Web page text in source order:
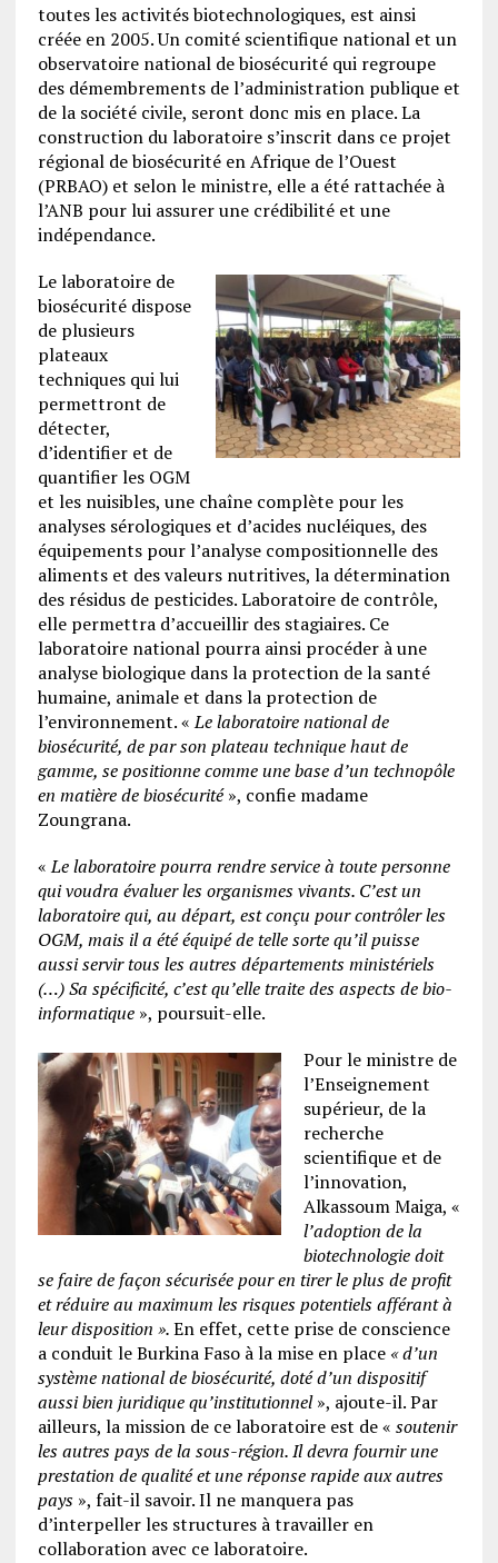
toutes les activités biotechnologiques, est ainsi
créée en 2005. Un comité scientifique national et un
observatoire national de biosécurité qui regroupe
des démembrements de l’administration publique et
de la société civile, seront donc mis en place. La
construction du laboratoire s’inscrit dans ce projet
régional de biosécurité en Afrique de l’Ouest
(PRBAO) et selon le ministre, elle a été rattachée à
l’ANB pour lui assurer une crédibilité et une
indépendance.
Le laboratoire de
biosécurité dispose
de plusieurs
plateaux
techniques qui lui
permettront de
détecter,
d’identifier et de
quantifier les OGM
et les nuisibles, une chaîne complète pour les
analyses sérologiques et d’acides nucléiques, des
équipements pour l’analyse compositionnelle des
aliments et des valeurs nutritives, la détermination
des résidus de pesticides. Laboratoire de contrôle,
elle permettra d’accueillir des stagiaires. Ce
laboratoire national pourra ainsi procéder à une
analyse biologique dans la protection de la santé
humaine, animale et dans la protection de
l’environnement. «Le laboratoire national de
biosécurité, de par son plateau technique haut de
gamme, se positionne comme une base d’un technopôle
en matière de biosécurité», confie madame
Zoungrana.
«Le laboratoire pourra rendre service à toute personne
qui voudra évaluer les organismes vivants. C’est un
laboratoire qui, au départ, est conçu pour contrôler les
OGM, mais il a été équipé de telle sorte qu’il puisse
aussi servir tous les autres départements ministériels
(…) Sa spécificité, c’est qu’elle traite des aspects de bio-
informatique», poursuit-elle.
Pour le ministre de
l’Enseignement
supérieur, de la
recherche
scientifique et de
l’innovation,
Alkassoum Maiga, «
l’adoption de la
biotechnologie doit
se faire de façon sécurisée pour en tirer le plus de profit
et réduire au maximum les risques potentiels afférant à
leur disposition ».En effet, cette prise de conscience
a conduit le Burkina Faso à la mise en place« d’un
système national de biosécurité, doté d’un dispositif
aussi bien juridique qu’institutionnel», ajoute-il. Par
ailleurs, la mission de ce laboratoire est de « soutenir
les autres pays de la sous-région. Il devra fournir une
prestation de qualité et une réponse rapide aux autres
pays», fait-il savoir. Il ne manquera pas
d’interpeller les structures à travailler en
collaboration avec ce laboratoire.